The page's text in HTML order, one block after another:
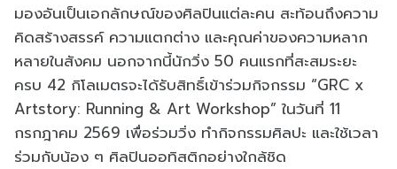
มองอันเป็นเอกลักษณ์ของศิลปินแต่ละคน สะท้อนถึงความ
คิดสร้างสรรค์ ความแตกต่าง และคุณค่าของความหลาก
หลายในสังคม นอกจากนี้นักวิ่ง 50 คนแรกที่สะสมระยะ
ครบ 42 กิโลเมตรจะได้รับสิทธิ์เข้าร่วมกิจกรรม “GRC x
Artstory: Running & Art Workshop” ในวันที่ 11
กรกฎาคม 2569 เพื่อร่วมวิ่ง ทำกิจกรรมศิลปะ และใช้เวลา
ร่วมกับน้อง ๆ ศิลปินออทิสติกอย่างใกล้ชิด